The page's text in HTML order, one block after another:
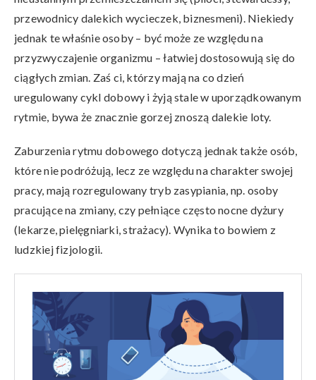
przewodnicy dalekich wycieczek, biznesmeni). Niekiedy
jednak te właśnie osoby – być może ze względu na
przyzwyczajenie organizmu – łatwiej dostosowują się do
ciągłych zmian. Zaś ci, którzy mają na co dzień
uregulowany cykl dobowy i żyją stale w uporządkowanym
rytmie, bywa że znacznie gorzej znoszą dalekie loty.
Zaburzenia rytmu dobowego dotyczą jednak także osób,
które nie podróżują, lecz ze względu na charakter swojej
pracy, mają rozregulowany tryb zasypiania, np. osoby
pracujące na zmiany, czy pełniące często nocne dyżury
(lekarze, pielęgniarki, strażacy). Wynika to bowiem z
ludzkiej fizjologii.